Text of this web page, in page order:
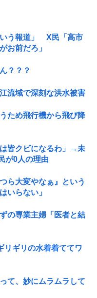
う報道」 X民「高市
お前だろ」
？？？
流域で深刻な洪水被害
ため飛行機から飛び降
皆クビになるわ」→未
が0人の理由
ら大変やなぁ』という
いらない」
の専業主婦「医者と結
リギリの水着着ててワ
て、妙にムラムラして